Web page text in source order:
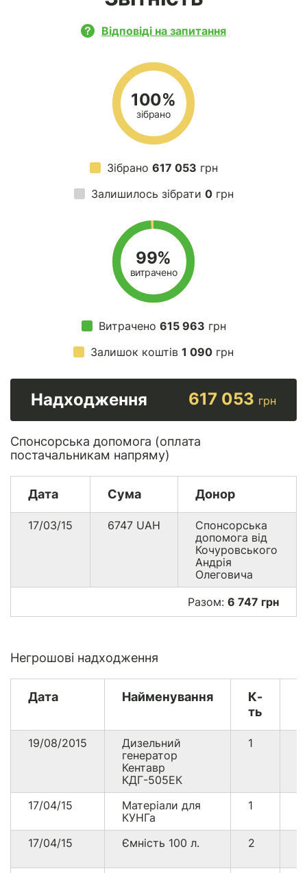
Відповіді на запитання
100%
зібрано
Зібрано 617 053 грн
Залишилось зібрати 0грн
99%
витрачено
Витрачено 615 963 грн
Залишок коштів 1 090 грн
Надходження 617 053 грн
Спонсорська допомога (оплата
постачальникам напряму)
Дата Сума Донор
17/03/15 6747 UAH
Спонсорська
допомога від
Кочуровського
Андрія
Олеговича
Разом: 6 747 грн
Негрошові надходження
Дата Найменування
К-
ть
19/08/2015
Дизельний
генератор
Кентавр
КДГ-505ЕК
1
17/04/15
Матеріали для
КУНГа
1
17/04/15 Ємність 100 л. 2